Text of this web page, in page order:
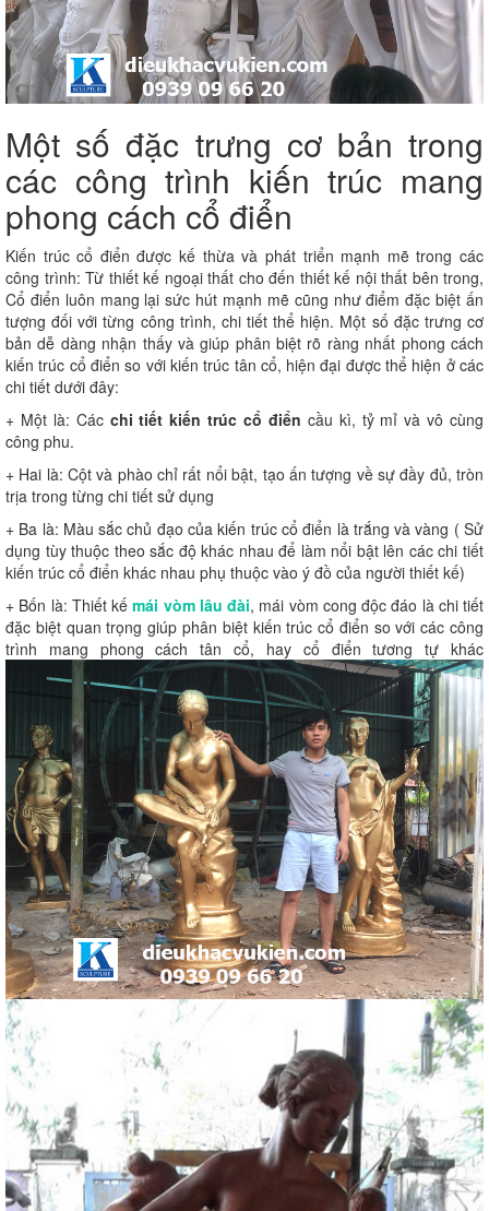
Một số đặc trưng cơ bản trong
các công trình kiến trúc mang
phong cách cổ điển
Kiến trúc cổ điển được kế thừa và phát triển mạnh mẽ trong các
công trình: Từ thiết kế ngoại thất cho đến thiết kế nội thất bên trong,
Cổ điển luôn mang lại sức hút mạnh mẽ cũng như điểm đặc biệt ấn
tượng đối với từng công trình, chi tiết thể hiện. Một số đặc trưng cơ
bản dễ dàng nhận thấy và giúp phân biệt rõ ràng nhất phong cách
kiến trúc cổ điển so với kiến trúc tân cổ, hiện đại được thể hiện ở các
chi tiết dưới đây:
+ Một là: Các chi tiết kiến trúc cổ điển cầu kì, tỷ mỉ và vô cùng
công phu.
+ Hai là: Cột và phào chỉ rất nổi bật, tạo ấn tượng về sự đầy đủ, tròn
trịa trong từng chi tiết sử dụng
+ Ba là: Màu sắc chủ đạo của kiến trúc cổ điển là trắng và vàng ( Sử
dụng tùy thuộc theo sắc độ khác nhau để làm nổi bật lên các chi tiết
kiến trúc cổ điển khác nhau phụ thuộc vào ý đồ của người thiết kế)
+ Bốn là: Thiết kếmái vòm lâu đài, mái vòm cong độc đáo là chi tiết
đặc biệt quan trọng giúp phân biệt kiến trúc cổ điển so với các công
trình mang phong cách tân cổ, hay cổ điển tương tự khác